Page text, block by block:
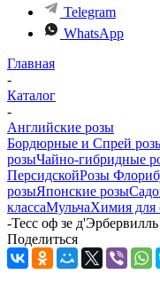
Telegram
WhatsApp
Главная
-
Каталог
-
Английские розы
Бордюрные и Спрей
розыЧайно-гибридные
ПерсидскойРозы
розыЯпонские розы
классаМульчаХимия для
-Тесс оф зе
Поделиться